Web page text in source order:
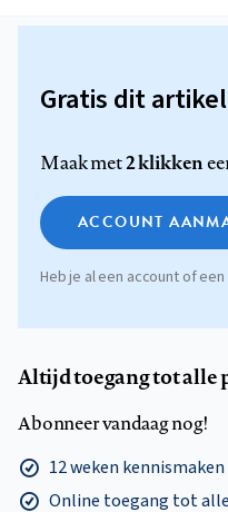
Gratis dit
Maak met2 klikken
ACCOUNT
Heb je al een account of
Altijd toegang tot alle
Abonneer vandaag nog!
12 weken
Online toegang tot